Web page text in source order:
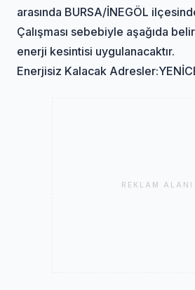
arasında BURSA/İNEGÖL
Çalışması sebebiyle aşağıda
enerji kesintisi uygulanacaktır.
Enerjisiz Kalacak
REKLAM ALANI